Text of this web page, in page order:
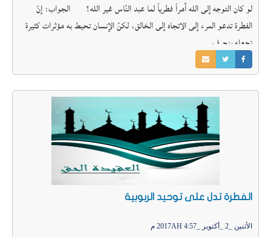
لو كان التوجه إلى الله أمراً فطرياً لما عبد النّاس غير الله؟ الجواب: إنّ
الفطرة تدعو المرء إلى الاتجاه إلى الخالق، لكنّ الإنسان تحيط به مؤثرات كثيرة
تجعله ينحرف
الفطرة تدل على توحيد الربوبية
الأثنين _2 _أكتوبر _2017AH 4:57 م